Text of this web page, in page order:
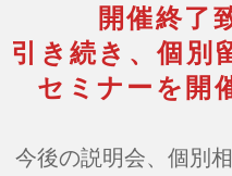
開催終了
引き続き、個別
セミナーを開
今後の説明会、個別